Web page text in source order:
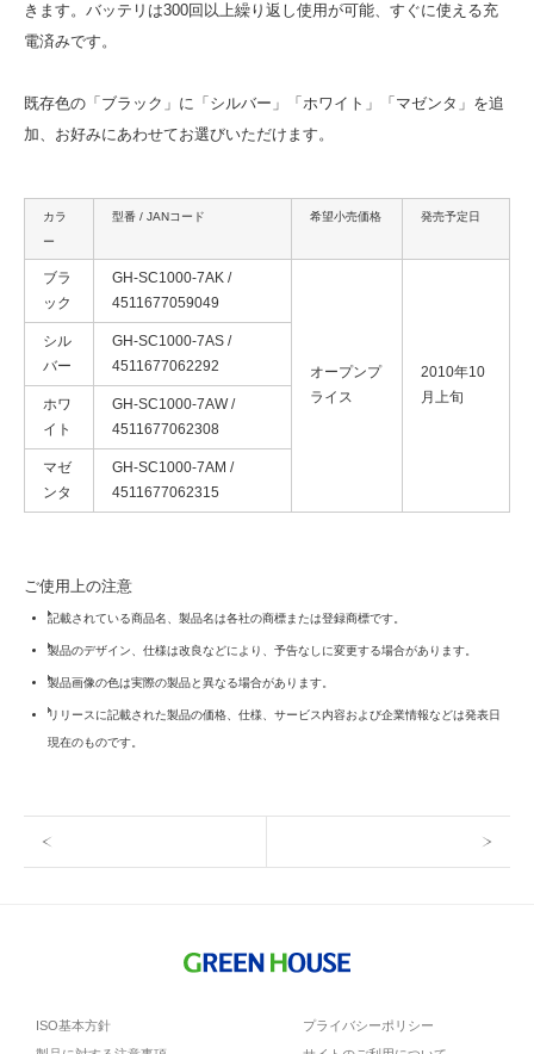
きます。バッテリは300回以上繰り返し使用が可能、すぐに使える充
電済みです。
既存色の「ブラック」に「シルバー」「ホワイト」「マゼンタ」を追
加、お好みにあわせてお選びいただけます。
カラ
ー
型番 / JANコード 希望小売価格 発売予定日
ブラ
ック
GH-SC1000-7AK /
4511677059049
オープンプ
ライス
2010年10
月上旬
シル
バー
GH-SC1000-7AS /
4511677062292
ホワ
イト
GH-SC1000-7AW /
4511677062308
マゼ
ンタ
GH-SC1000-7AM /
4511677062315
ご使用上の注意
記載されている商品名、製品名は各社の商標または登録商標です。
製品のデザイン、仕様は改良などにより、予告なしに変更する場合があります。
製品画像の色は実際の製品と異なる場合があります。
リリースに記載された製品の価格、仕様、サービス内容および企業情報などは発表日
現在のものです。
ISO基本方針
プライバシーポリシー